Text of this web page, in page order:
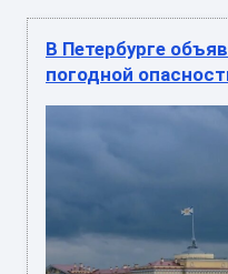
В Петербурге
погодной